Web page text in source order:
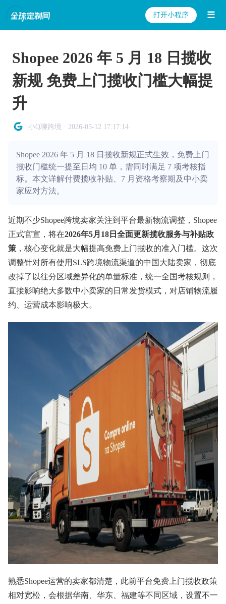
打开小程序 ☰
Shopee 2026 年 5 月 18 日揽收
新规 免费上门揽收门槛大幅提
升
小Q聊跨境 · 2026-05-12 17:17:14
Shopee 2026 年 5 月 18 日揽收新规正式生效，免费上门
揽收门槛统一提至日均 10 单，需同时满足 7 项考核指
标。本文详解付费揽收补贴、7 月资格考察期及中小卖
家应对方法。
近期不少Shopee跨境卖家关注到平台最新物流调整，Shopee
正式官宣，将在2026年5月18日全面更新揽收服务与补贴政
策 ，核心变化就是大幅提高免费上门揽收的准入门槛。这次
调整针对所有使用SLS跨境物流渠道的中国大陆卖家，彻底
改掉了以往分区域差异化的单量标准，统一全国考核规则，
直接影响绝大多数中小卖家的日常发货模式，对店铺物流履
约、运营成本影响极大。
熟悉Shopee运营的卖家都清楚，此前平台免费上门揽收政策
相对宽松，会根据华南、华东、福建等不同区域，设置不一